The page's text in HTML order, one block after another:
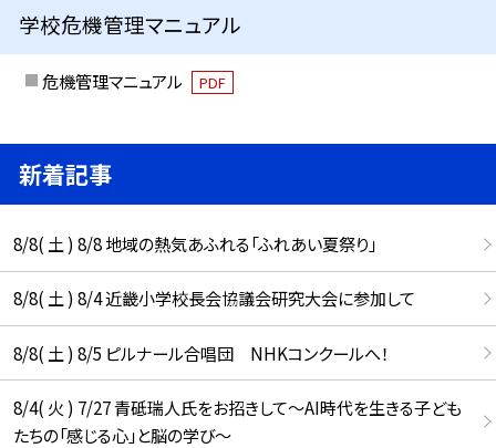
学校危機管理マニュアル
危機管理マニュアル PDF
新着記事
8/8( 土 ) 8/8 地域の熱気あふれる「ふれあい夏祭り」
8/8( 土 ) 8/4 近畿小学校長会協議会研究大会に参加して
8/8( 土 ) 8/5 ピルナール合唱団 NHKコンクールへ！
8/4( 火 ) 7/27 青砥瑞人氏をお招きして〜AI時代を生きる子ども
たちの「感じる心」と脳の学び〜